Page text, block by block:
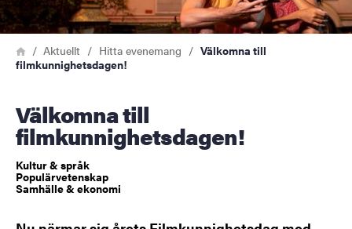
Länkstig
HemAktuellt Hitta evenemang
Välkomna till
filmkunnighetsdagen!
Välkomna till
filmkunnighetsdagen!
Kultur & språk
Populärvetenskap
Samhälle & ekonomi